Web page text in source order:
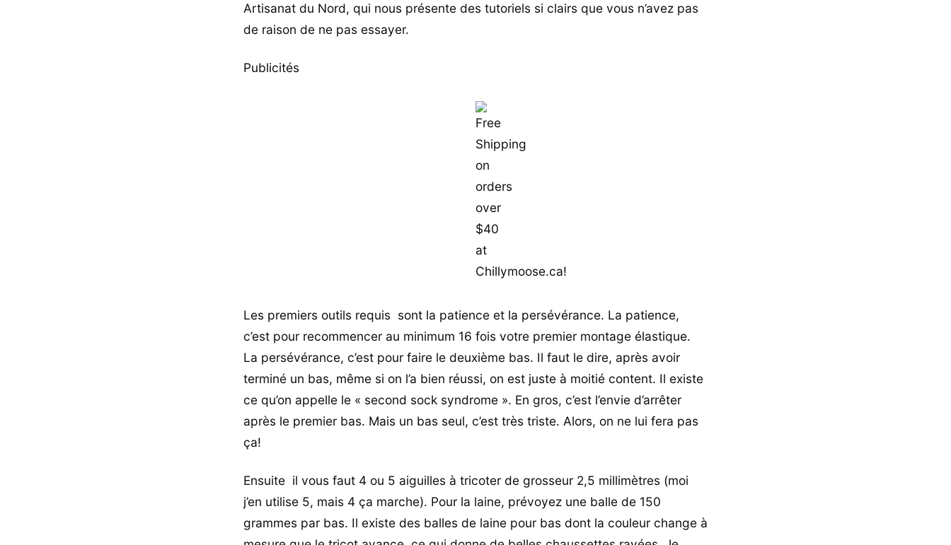
Artisanat du Nord, qui nous présente des tutoriels si clairs que vous n’avez pas
de raison de ne pas essayer.
Publicités
Les premiers outils requis sont la patience et la persévérance. La patience,
c’est pour recommencer au minimum 16 fois votre premier montage élastique.
La persévérance, c’est pour faire le deuxième bas. Il faut le dire, après avoir
terminé un bas, même si on l’a bien réussi, on est juste à moitié content. Il existe
ce qu’on appelle le « second sock syndrome ». En gros, c’est l’envie d’arrêter
après le premier bas. Mais un bas seul, c’est très triste. Alors, on ne lui fera pas
ça!
Ensuite il vous faut 4 ou 5 aiguilles à tricoter de grosseur 2,5 millimètres (moi
j’en utilise 5, mais 4 ça marche). Pour la laine, prévoyez une balle de 150
grammes par bas. Il existe des balles de laine pour bas dont la couleur change à